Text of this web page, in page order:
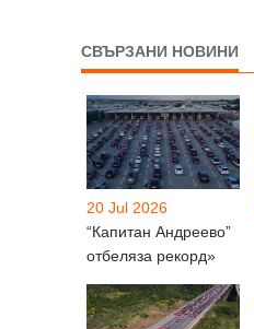
СВЪРЗАНИ НОВИНИ
20 Jul 2026
“Капитан Андреево”
отбеляза рекорд»